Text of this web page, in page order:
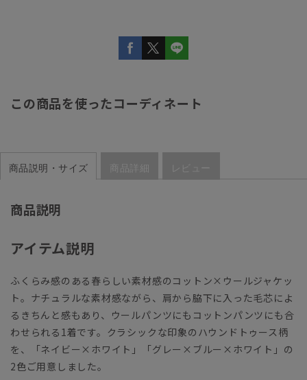
この商品を使ったコーディネート
商品説明・サイズ 商品詳細 レビュー
商品説明
アイテム説明
ふくらみ感のある春らしい素材感のコットン×ウールジャケッ
ト。ナチュラルな素材感ながら、肩から脇下に入った毛芯によ
るきちんと感もあり、ウールパンツにもコットンパンツにも合
わせられる1着です。クラシックな印象のハウンドトゥース柄
を、「ネイビー×ホワイト」「グレー×ブルー×ホワイト」の
2色ご用意しました。